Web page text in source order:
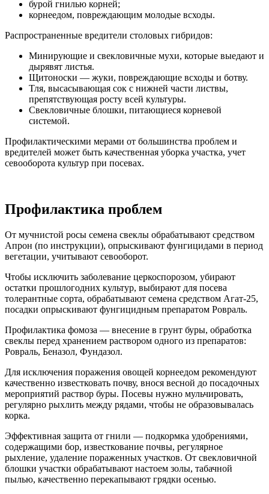
бурой гнилью корней;
корнеедом, повреждающим молодые всходы.
Распространенные вредители столовых гибридов:
Минирующие и свекловичные мухи, которые выедают и
дырявят листья.
Щитоноски — жуки, повреждающие всходы и ботву.
Тля, высасывающая сок с нижней части листвы,
препятствующая росту всей культуры.
Свекловичные блошки, питающиеся корневой
системой.
Профилактическими мерами от большинства проблем и
вредителей может быть качественная уборка участка, учет
севооборота культур при посевах.
Профилактика проблем
От мучнистой росы семена свеклы обрабатывают средством
Апрон (по инструкции), опрыскивают фунгицидами в период
вегетации, учитывают севооборот.
Чтобы исключить заболевание церкоспорозом, убирают
остатки прошлогодних культур, выбирают для посева
толерантные сорта, обрабатывают семена средством Агат-25,
посадки опрыскивают фунгицидным препаратом Ровраль.
Профилактика фомоза — внесение в грунт буры, обработка
свеклы перед хранением раствором одного из препаратов:
Ровраль, Беназол, Фундазол.
Для исключения поражения овощей корнеедом рекомендуют
качественно известковать почву, внося весной до посадочных
мероприятий раствор буры. Посевы нужно мульчировать,
регулярно рыхлить между рядами, чтобы не образовывалась
корка.
Эффективная защита от гнили — подкормка удобрениями,
содержащими бор, известкование почвы, регулярное
рыхление, удаление пораженных участков. От свекловичной
блошки участки обрабатывают настоем золы, табачной
пылью, качественно перекапывают грядки осенью.